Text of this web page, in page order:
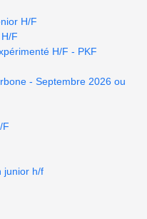
H/F
F
H/F - PKF
- Septembre 2026 ou
F
junior h/f